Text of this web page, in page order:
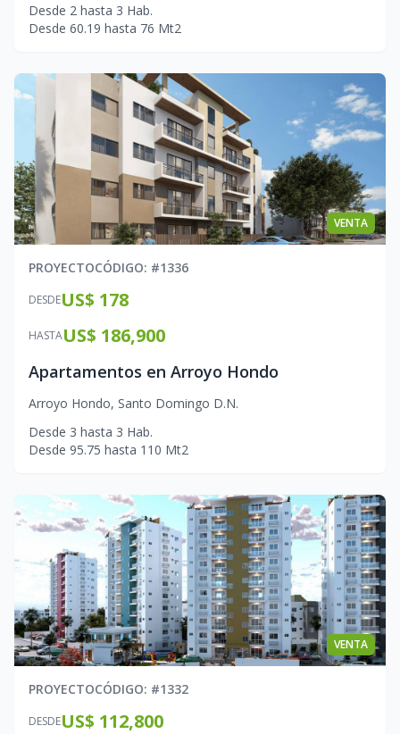
Desde 2 hasta 3 Hab.
Desde 60.19 hasta 76 Mt2
VENTA
PROYECTOCÓDIGO: #1336
DESDEUS$ 178
HASTAUS$ 186,900
Apartamentos en Arroyo Hondo
Arroyo Hondo, Santo Domingo D.N.
Desde 3 hasta 3 Hab.
Desde 95.75 hasta 110 Mt2
VENTA
PROYECTOCÓDIGO: #1332
DESDEUS$ 112,800